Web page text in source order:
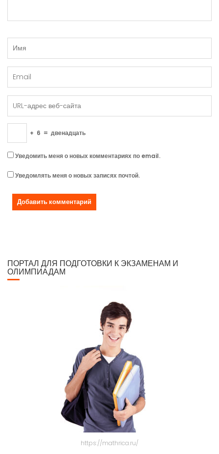
+ 6 = двенадцать
Уведомить меня о новых комментариях по email.
Уведомлять меня о новых записях почтой.
ПОРТАЛ ДЛЯ ПОДГОТОВКИ К ЭКЗАМЕНАМ И
ОЛИМПИАДАМ
https://mathrica.ru/